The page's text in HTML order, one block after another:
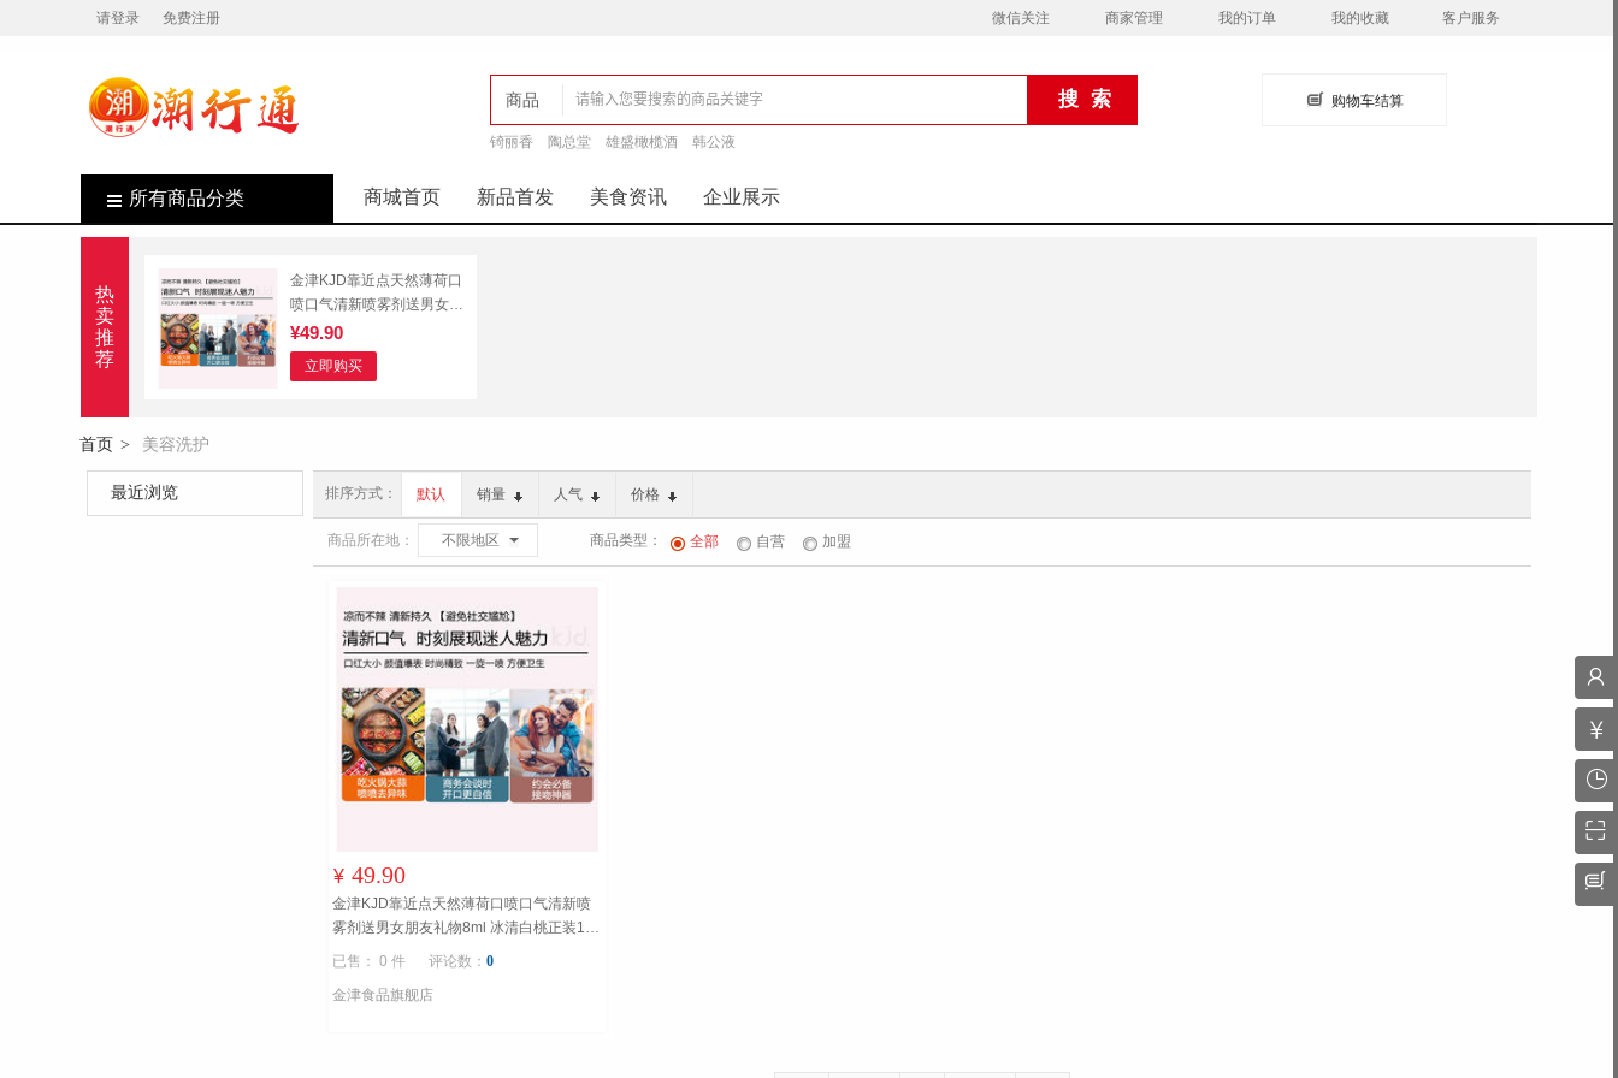
请登录 免费注册 微信关注 商家管理 我的订单 我的收藏 客户服务
商品
店铺
锜丽香 陶总堂 雄盛橄榄酒 韩公液
购物车结算
所有商品分类 商城首页 新品首发 美食资讯 企业展示
热
卖
推
荐
金津KJD靠近点天然薄荷口
喷口气清新喷雾剂送男女朋
友礼物8ml 冰清白桃正装1
支+薄荷/青柠替换芯各
¥49.90
立即购买
首页 > 美容洗护
最近浏览 排序方式： 默认 销量 人气 价格
商品所在地： 不限地区 商品类型： 全部 自营 加盟
¥ 49.90
金津KJD靠近点天然薄荷口喷口气清新喷
雾剂送男女朋友礼物8ml 冰清白桃正装1支
+薄荷/青柠替换芯各
已售： 0 件 评论数： 0
金津食品旗舰店